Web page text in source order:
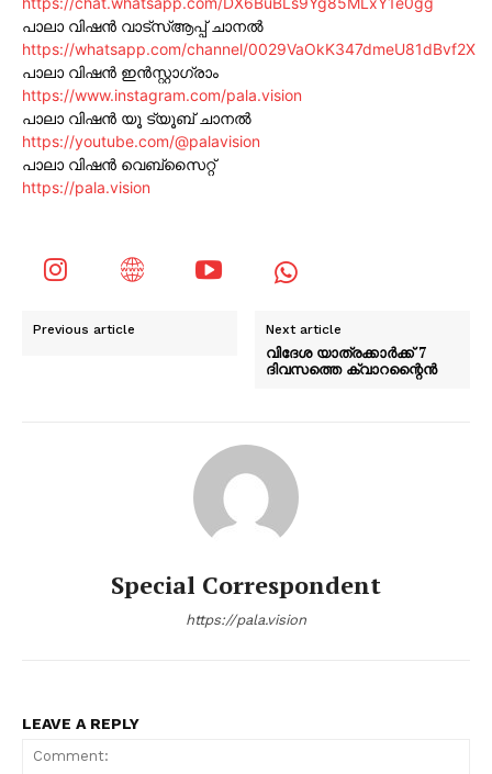
പാലാ വിഷൻ വാട്സ്ആപ്പ് ചാനൽ
https://whatsapp.com/channel/0029VaOkK347dmeU81dBvf2X
പാലാ വിഷൻ ഇൻസ്റ്റാഗ്രാം
https://www.instagram.com/pala.vision
പാലാ വിഷൻ യൂ ട്യൂബ് ചാനൽ
https://youtube.com/@palavision
പാലാ വിഷൻ വെബ്സൈറ്റ്
https://pala.vision
Previous article Next article
വിദേശ യാത്രക്കാർക്ക് 7
ദിവസത്തെ ക്വാറന്റൈൻ
Special Correspondent
https://pala.vision
LEAVE A REPLY